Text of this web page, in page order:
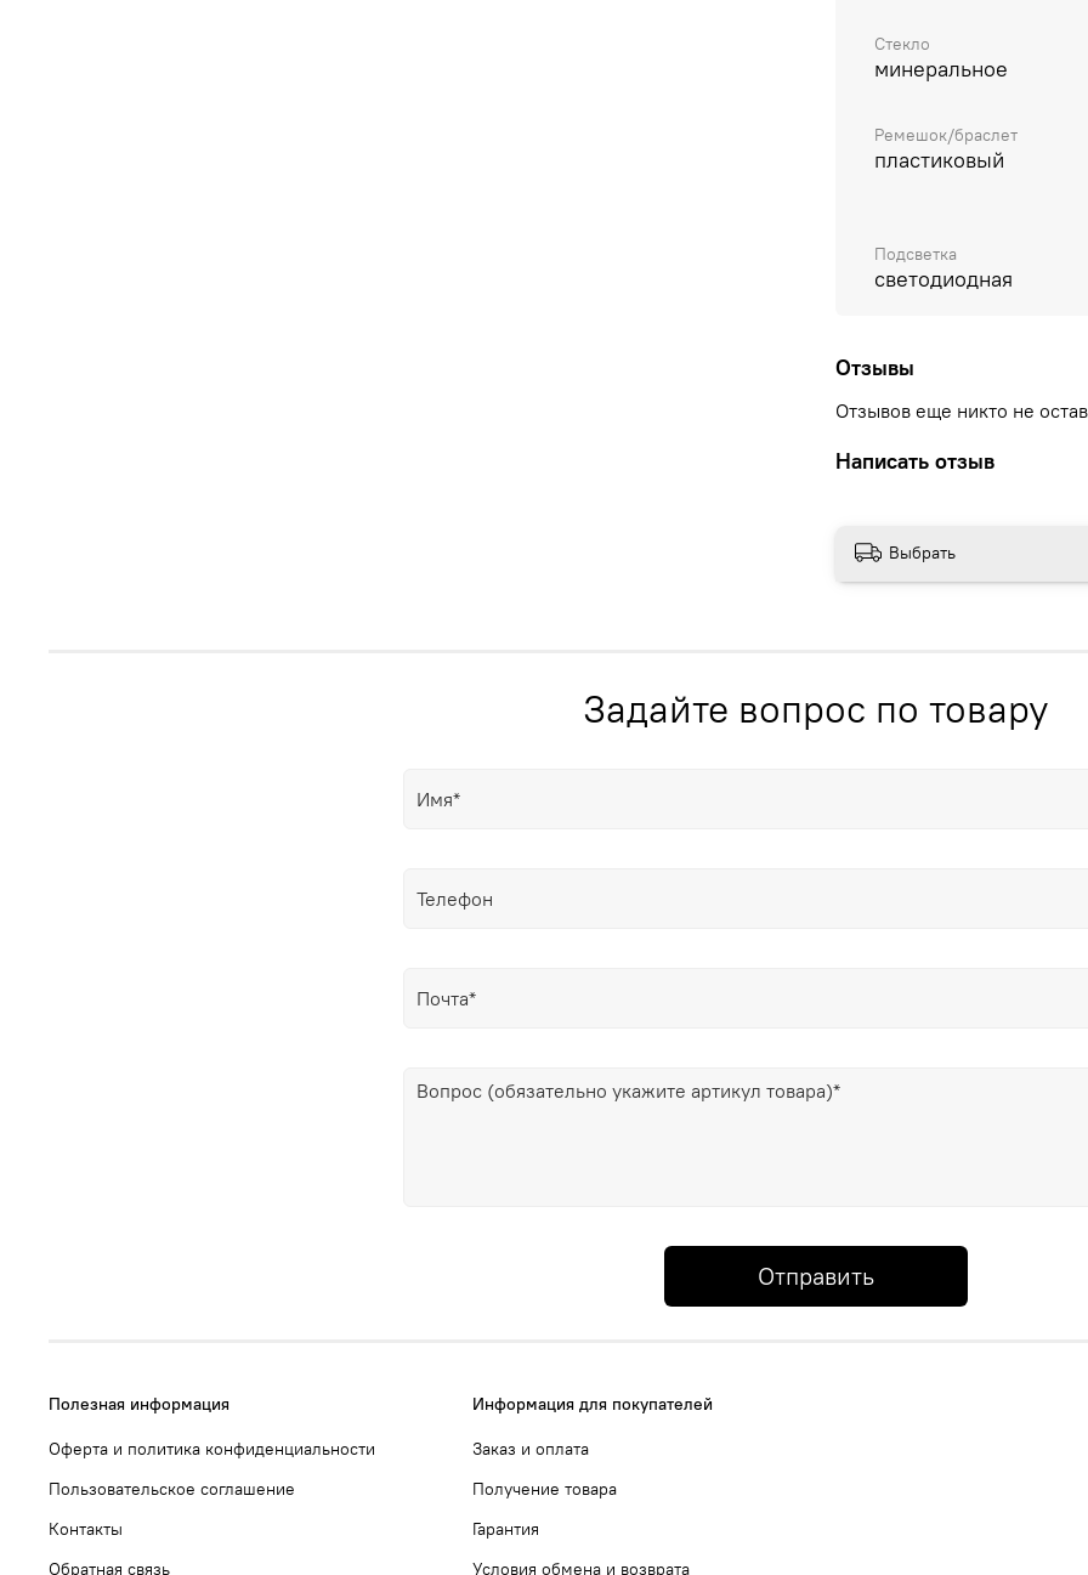
Стекло
минеральное
Ремешок/браслет
пластиковый
Подсветка
светодиодная
Отзывы
Отзывов еще никто не
Написать отзыв
Выбрать
Задайте вопрос по товару
Отправить
Полезная информация
Оферта и политика конфиденциальности
Пользовательское соглашение
Контакты
Обратная связь
Информация для покупателей
Заказ и оплата
Получение товара
Гарантия
Условия обмена и возврата